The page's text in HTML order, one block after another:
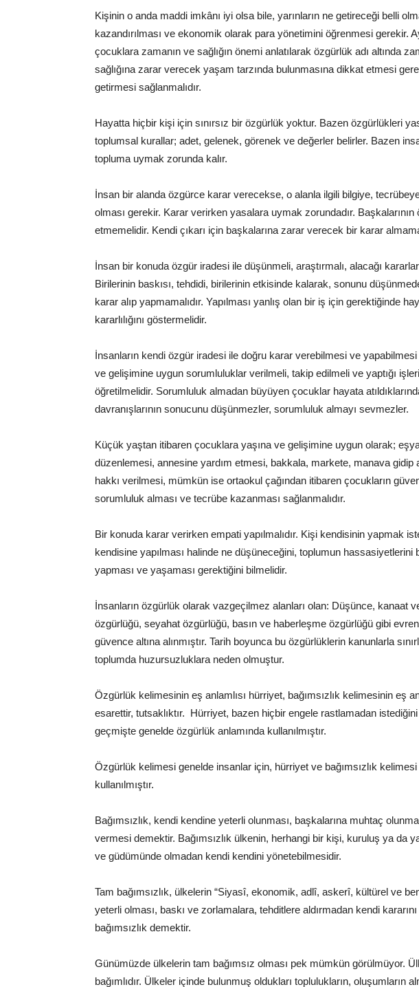
Kişinin o anda maddi imkânı iyi olsa bile, yarınların ne getireceği belli
kazandırılması ve ekonomik olarak para yönetimini öğrenmesi gerekir.
çocuklara zamanın ve sağlığın önemi anlatılarak özgürlük adı altında
sağlığına zarar verecek yaşam tarzında bulunmasına dikkat etmesi
getirmesi sağlanmalıdır.
Hayatta hiçbir kişi için sınırsız bir özgürlük yoktur. Bazen özgürlükleri
toplumsal kurallar; adet, gelenek, görenek ve değerler belirler. Bazen
topluma uymak zorunda kalır.
İnsan bir alanda özgürce karar verecekse, o alanla ilgili bilgiye,
olması gerekir. Karar verirken yasalara uymak zorundadır. Başkalarının
etmemelidir. Kendi çıkarı için başkalarına zarar verecek bir karar
İnsan bir konuda özgür iradesi ile düşünmeli, araştırmalı, alacağı
Birilerinin baskısı, tehdidi, birilerinin etkisinde kalarak, sonunu
karar alıp yapmamalıdır. Yapılması yanlış olan bir iş için gerektiğinde
kararlılığını göstermelidir.
İnsanların kendi özgür iradesi ile doğru karar verebilmesi ve
ve gelişimine uygun sorumluluklar verilmeli, takip edilmeli ve yaptığı
öğretilmelidir. Sorumluluk almadan büyüyen çocuklar hayata
davranışlarının sonucunu düşünmezler, sorumluluk almayı sevmezler.
Küçük yaştan itibaren çocuklara yaşına ve gelişimine uygun olarak;
düzenlemesi, annesine yardım etmesi, bakkala, markete, manava gidip
hakkı verilmesi, mümkün ise ortaokul çağından itibaren çocukların
sorumluluk alması ve tecrübe kazanması sağlanmalıdır.
Bir konuda karar verirken empati yapılmalıdır. Kişi kendisinin yapmak
kendisine yapılması halinde ne düşüneceğini, toplumun
yapması ve yaşaması gerektiğini bilmelidir.
İnsanların özgürlük olarak vazgeçilmez alanları olan: Düşünce, kanaat
özgürlüğü, seyahat özgürlüğü, basın ve haberleşme özgürlüğü gibi
güvence altına alınmıştır. Tarih boyunca bu özgürlüklerin kanunlarla
toplumda huzursuzluklara neden olmuştur.
Özgürlük kelimesinin eş anlamlısı hürriyet, bağımsızlık kelimesinin eş
esarettir, tutsaklıktır. Hürriyet, bazen hiçbir engele rastlamadan
geçmişte genelde özgürlük anlamında kullanılmıştır.
Özgürlük kelimesi genelde insanlar için, hürriyet ve bağımsızlık
kullanılmıştır.
Bağımsızlık, kendi kendine yeterli olunması, başkalarına muhtaç
vermesi demektir. Bağımsızlık ülkenin, herhangi bir kişi, kuruluş ya da
ve güdümünde olmadan kendi kendini yönetebilmesidir.
Tam bağımsızlık, ülkelerin “Siyasî, ekonomik, adlî, askerî, kültürel ve
yeterli olması, baskı ve zorlamalara, tehditlere aldırmadan kendi
bağımsızlık demektir.
Günümüzde ülkelerin tam bağımsız olması pek mümkün görülmüyor.
bağımlıdır. Ülkeler içinde bulunmuş oldukları toplulukların, oluşumların